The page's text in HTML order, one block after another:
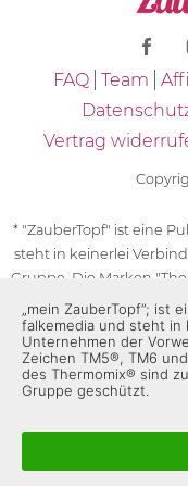
FAQ Team
Vertrag
* "ZauberTopf" ist eine
steht in keinerlei
Gruppe. Die Marken
des "Thermomix®"
der Vorwerk-Gruppe.
TM6 und TM31 sowie
sind zugunsten
geschützt. Für die
„mein ZauberTopf”; ist
falkemedia und steht in
Unternehmen der
Zeichen TM5®, TM6
des Thermomix® sind
Gruppe geschützt.